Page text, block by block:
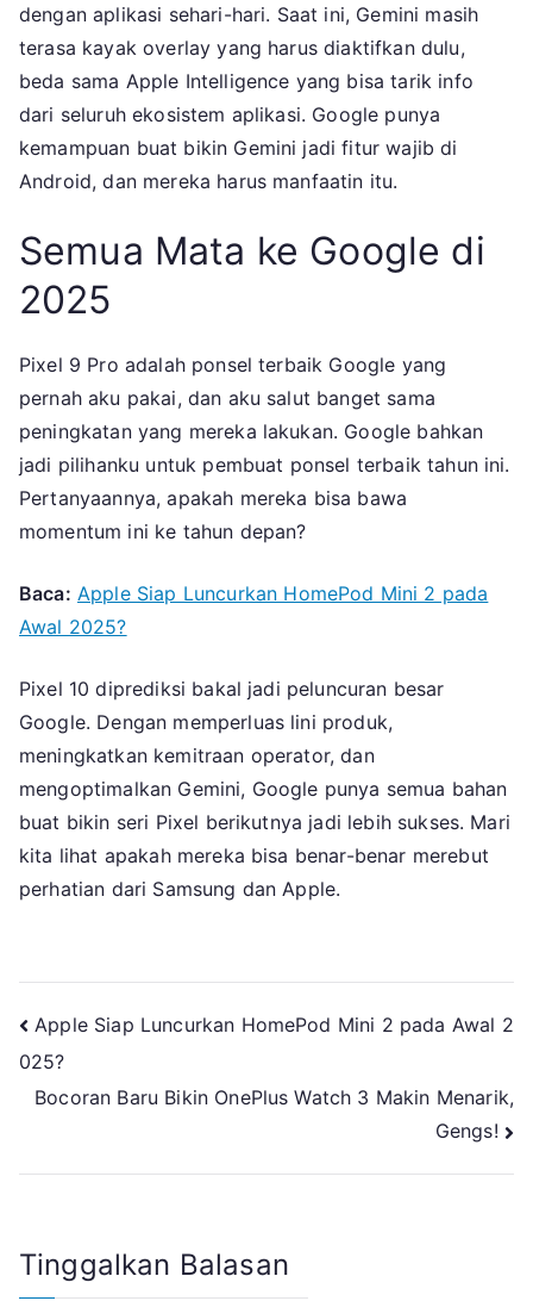
dengan aplikasi sehari-hari. Saat ini, Gemini masih
terasa kayak overlay yang harus diaktifkan dulu,
beda sama Apple Intelligence yang bisa tarik info
dari seluruh ekosistem aplikasi. Google punya
kemampuan buat bikin Gemini jadi fitur wajib di
Android, dan mereka harus manfaatin itu.
Semua Mata ke Google di
2025
Pixel 9 Pro adalah ponsel terbaik Google yang
pernah aku pakai, dan aku salut banget sama
peningkatan yang mereka lakukan. Google bahkan
jadi pilihanku untuk pembuat ponsel terbaik tahun ini.
Pertanyaannya, apakah mereka bisa bawa
momentum ini ke tahun depan?
Baca: Apple Siap Luncurkan HomePod Mini 2 pada
Awal 2025?
Pixel 10 diprediksi bakal jadi peluncuran besar
Google. Dengan memperluas lini produk,
meningkatkan kemitraan operator, dan
mengoptimalkan Gemini, Google punya semua bahan
buat bikin seri Pixel berikutnya jadi lebih sukses. Mari
kita lihat apakah mereka bisa benar-benar merebut
perhatian dari Samsung dan Apple.
Navigasi
pos
Apple Siap Luncurkan HomePod Mini 2 pada Awal 2
025?
Bocoran Baru Bikin OnePlus Watch 3 Makin Menarik,
Gengs!
Tinggalkan Balasan